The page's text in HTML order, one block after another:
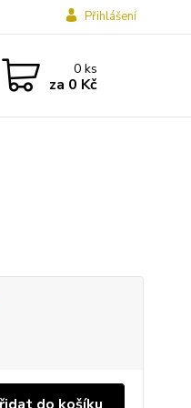
Přihlášení
0ks
za 0 Kč